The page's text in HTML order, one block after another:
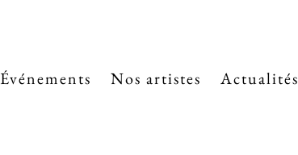
Événements Nos artistes Actualités